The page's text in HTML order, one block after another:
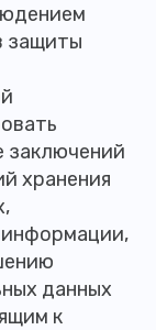
защиты
заключений
хранения
данных
к